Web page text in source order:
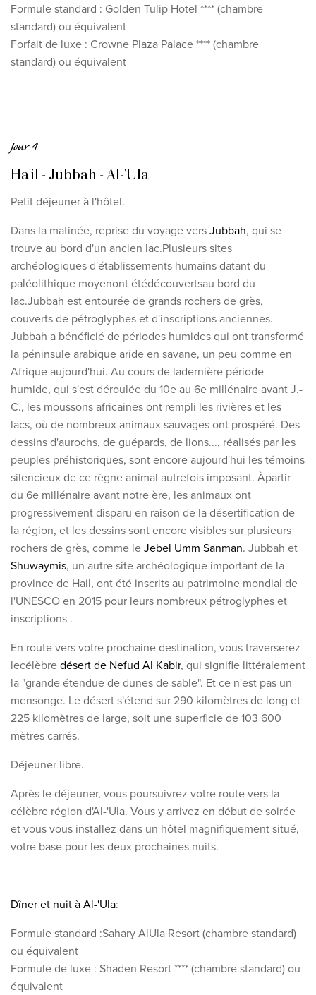
Formule standard : Golden Tulip Hotel **** (chambre
standard) ou équivalent
Forfait de luxe : Crowne Plaza Palace **** (chambre
standard) ou équivalent
Jour 4
Ha'il - Jubbah - Al-'Ula
Petit déjeuner à l'hôtel.
Dans la matinée, reprise du voyage versJubbah, qui se
trouve au bord d'un ancien lac.Plusieurs sites
archéologiques d'établissements humains datant du
paléolithique moyenont étédécouvertsau bord du
lac.Jubbah est entourée de grands rochers de grès,
couvertsde pétroglyphes et d'inscriptions anciennes.
Jubbah a bénéficié de périodes humides qui ont transformé
la péninsule arabique aride en savane, un peu comme en
Afrique aujourd'hui. Au cours de ladernière période
humide, qui s'est déroulée du 10e au 6e millénaire avant J.-
C., les moussons africaines ont rempli les rivières et les
lacs, où de nombreux animaux sauvages ont prospéré. Des
dessins d'aurochs, de guépards, de lions..., réalisés par les
peuples préhistoriques, sont encore aujourd'hui les témoins
silencieux de ce règne animal autrefois imposant. Àpartir
du 6e millénaire avant notre ère, les animaux ont
progressivement disparu en raison de la désertification de
la région, et les dessins sont encore visibles sur plusieurs
rochers de grès, comme leJebel Umm Sanman. Jubbah et
Shuwaymis, un autre site archéologique important de la
province de Hail, ont été inscrits au patrimoine mondial de
l'UNESCO en 2015 pour leurs nombreux pétroglyphes et
inscriptions .
En route vers votre prochaine destination, vous traverserez
lecélèbredésert de Nefud Al Kabir, qui signifie littéralement
la "grande étendue de dunes de sable". Et ce n'est pas un
mensonge. Le désert s'étend sur 290 kilomètres de long et
225 kilomètres de large, soit une superficie de 103 600
mètres carrés.
Déjeuner libre.
Après le déjeuner, vous poursuivrez votre route vers la
célèbre région d'Al-'Ula. Vous y arrivez en début de soirée
et vous vous installez dans un hôtel magnifiquement situé,
votre base pour les deux prochaines nuits.
Dîner et nuit à Al-'Ula:
Formule standard :Sahary AlUla Resort(chambre standard)
ou équivalent
Formule de luxe : Shaden Resort **** (chambre standard) ou
équivalent